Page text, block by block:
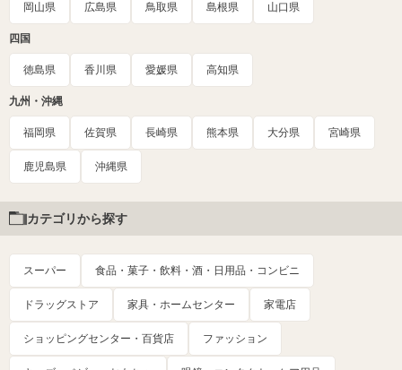
岡山県 広島県 鳥取県 島根県 山口県
四国
徳島県 香川県 愛媛県 高知県
九州・沖縄
福岡県 佐賀県 長崎県 熊本県 大分県 宮崎県
鹿児島県 沖縄県
カテゴリから探す
スーパー 食品・菓子・飲料・酒・日用品・コンビニ
ドラッグストア 家具・ホームセンター 家電店
ショッピングセンター・百貨店 ファッション